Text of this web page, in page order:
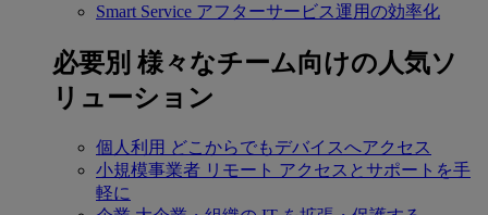
Smart Service アフターサービス運用の効率化
必要別 様々なチーム向けの人気ソ
リューション
個人利用 どこからでもデバイスへアクセス
小規模事業者 リモート アクセスとサポートを手
軽に